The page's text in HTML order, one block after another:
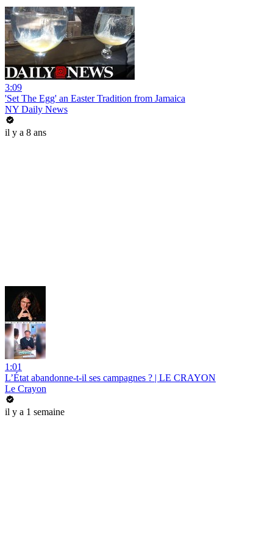
3:09
'Set The Egg' an Easter Tradition from Jamaica
NY Daily News
il y a 8 ans
1:01
L’État abandonne-t-il ses campagnes ? | LE CRAYON
Le Crayon
il y a 1 semaine